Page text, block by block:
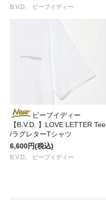
B.V.D. ビーブイディー
ビーブイディー
【B.V.D. 】LOVE LETTER Tee
/ラグレターTシャツ
6,600円(税込)
B.V.D. ビーブイディー